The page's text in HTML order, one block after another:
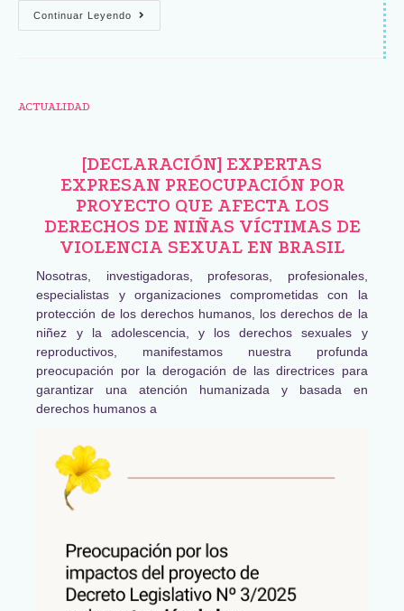
Continuar Leyendo
ACTUALIDAD
[DECLARACIÓN] EXPERTAS
EXPRESAN PREOCUPACIÓN POR
PROYECTO QUE AFECTA LOS
DERECHOS DE NIÑAS VÍCTIMAS DE
VIOLENCIA SEXUAL EN BRASIL
Nosotras, investigadoras, profesoras, profesionales,
especialistas y organizaciones comprometidas con la
protección de los derechos humanos, los derechos de la
niñez y la adolescencia, y los derechos sexuales y
reproductivos, manifestamos nuestra profunda
preocupación por la derogación de las directrices para
garantizar una atención humanizada y basada en
derechos humanos a